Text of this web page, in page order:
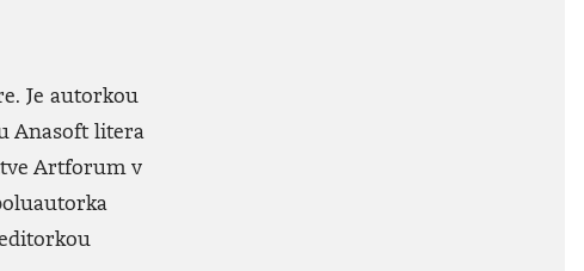
Je autorkou
Anasoft litera
Artforum v